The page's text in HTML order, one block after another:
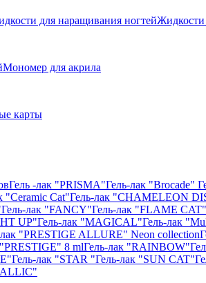
для наращивания ногтейЖидкости
Мономер для акрила
карты
Гель -лак "PRISMA"Гель-лак "Brocade"
"Ceramic Cat"Гель-лак "CHAMELEON
Гель-лак "FANCY"Гель-лак "FLAME CAT"
UP"Гель-лак "MAGICAL"Гель-лак
"PRESTIGE ALLURE" Neon collection
8 mlГель-лак "RAINBOW"
Гель-лак "STAR "Гель-лак "SUN CAT"